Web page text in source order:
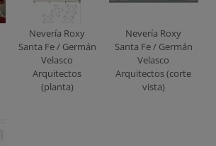
Nevería Roxy
Santa Fe / Germán
Velasco
Arquitectos
(planta)
Nevería Roxy
Santa Fe / Germán
Velasco
Arquitectos (corte
vista)